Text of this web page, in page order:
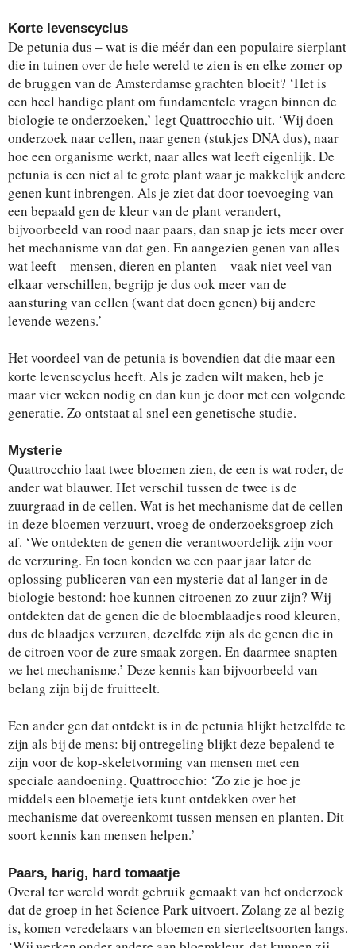
Korte levenscyclus
De petunia dus – wat is die méér dan een populaire sierplant
die in tuinen over de hele wereld te zien is en elke zomer op
de bruggen van de Amsterdamse grachten bloeit? ‘Het is
een heel handige plant om fundamentele vragen binnen de
biologie te onderzoeken,’ legt Quattrocchio uit. ‘Wij doen
onderzoek naar cellen, naar genen (stukjes DNA dus), naar
hoe een organisme werkt, naar alles wat leeft eigenlijk. De
petunia is een niet al te grote plant waar je makkelijk andere
genen kunt inbrengen. Als je ziet dat door toevoeging van
een bepaald gen de kleur van de plant verandert,
bijvoorbeeld van rood naar paars, dan snap je iets meer over
het mechanisme van dat gen. En aangezien genen van alles
wat leeft – mensen, dieren en planten – vaak niet veel van
elkaar verschillen, begrijp je dus ook meer van de
aansturing van cellen (want dat doen genen) bij andere
levende wezens.’
Het voordeel van de petunia is bovendien dat die maar een
korte levenscyclus heeft. Als je zaden wilt maken, heb je
maar vier weken nodig en dan kun je door met een volgende
generatie. Zo ontstaat al snel een genetische studie.
Mysterie
Quattrocchio laat twee bloemen zien, de een is wat roder, de
ander wat blauwer. Het verschil tussen de twee is de
zuurgraad in de cellen. Wat is het mechanisme dat de cellen
in deze bloemen verzuurt, vroeg de onderzoeksgroep zich
af. ‘We ontdekten de genen die verantwoordelijk zijn voor
de verzuring. En toen konden we een paar jaar later de
oplossing publiceren van een mysterie dat al langer in de
biologie bestond: hoe kunnen citroenen zo zuur zijn? Wij
ontdekten dat de genen die de bloemblaadjes rood kleuren,
dus de blaadjes verzuren, dezelfde zijn als de genen die in
de citroen voor de zure smaak zorgen. En daarmee snapten
we het mechanisme.’ Deze kennis kan bijvoorbeeld van
belang zijn bij de fruitteelt.
Een ander gen dat ontdekt is in de petunia blijkt hetzelfde te
zijn als bij de mens: bij ontregeling blijkt deze bepalend te
zijn voor de kop-skeletvorming van mensen met een
speciale aandoening. Quattrocchio: ‘Zo zie je hoe je
middels een bloemetje iets kunt ontdekken over het
mechanisme dat overeenkomt tussen mensen en planten. Dit
soort kennis kan mensen helpen.’
Paars, harig, hard tomaatje
Overal ter wereld wordt gebruik gemaakt van het onderzoek
dat de groep in het Science Park uitvoert. Zolang ze al bezig
is, komen veredelaars van bloemen en sierteeltsoorten langs.